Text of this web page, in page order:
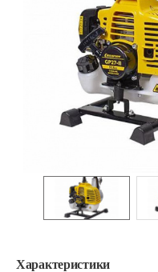
Характеристики